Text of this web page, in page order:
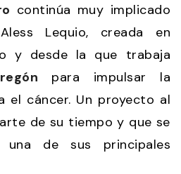
continúa muy implicado
Lequio, creada en
y desde la que trabaja
para impulsar la
el cáncer. Un proyecto al
de su tiempo y que se
de sus principales